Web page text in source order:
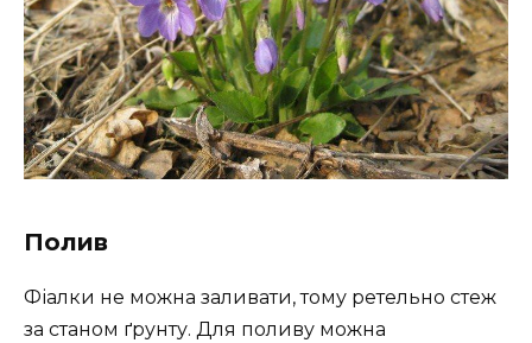
Полив
Фіалки не можна заливати, тому ретельно стеж
за станом ґрунту. Для поливу можна